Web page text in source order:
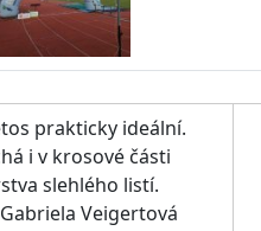
prakticky ideální.
i v krosové části
slehlého listí.
Veigertová